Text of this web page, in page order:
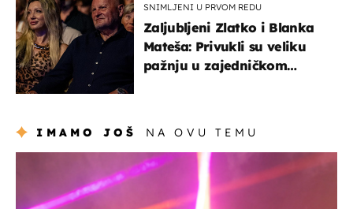
SNIMLJENI U PRVOM REDU
Zaljubljeni Zlatko i Blanka
Mateša: Privukli su veliku
pažnju u zajedničkom
IMAMO JOŠ NA OVU TEMU